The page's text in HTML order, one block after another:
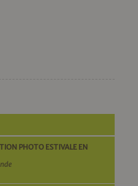
PHOTO ESTIVALE EN